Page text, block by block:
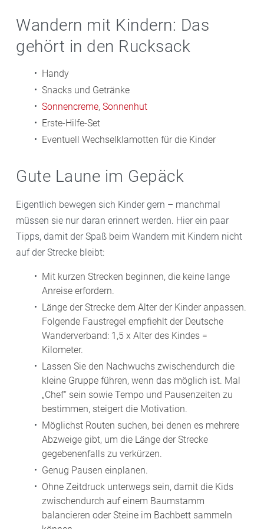
Wandern mit Kindern: Das
gehört in den Rucksack
Handy
Snacks und Getränke
Sonnencreme, Sonnenhut
Erste-Hilfe-Set
Eventuell Wechselklamotten für die Kinder
Gute Laune im Gepäck
Eigentlich bewegen sich Kinder gern – manchmal
müssen sie nur daran erinnert werden. Hier ein paar
Tipps, damit der Spaß beim Wandern mit Kindern nicht
auf der Strecke bleibt:
Mit kurzen Strecken beginnen, die keine lange
Anreise erfordern.
Länge der Strecke dem Alter der Kinder anpassen.
Folgende Faustregel empfiehlt der Deutsche
Wanderverband: 1,5 x Alter des Kindes =
Kilometer.
Lassen Sie den Nachwuchs zwischendurch die
kleine Gruppe führen, wenn das möglich ist. Mal
„Chef“ sein sowie Tempo und Pausenzeiten zu
bestimmen, steigert die Motivation.
Möglichst Routen suchen, bei denen es mehrere
Abzweige gibt, um die Länge der Strecke
gegebenenfalls zu verkürzen.
Genug Pausen einplanen.
Ohne Zeitdruck unterwegs sein, damit die Kids
zwischendurch auf einem Baumstamm
balancieren oder Steine im Bachbett sammeln